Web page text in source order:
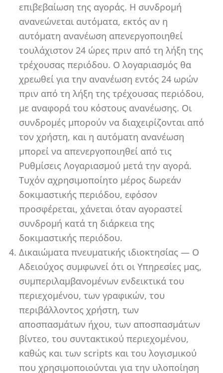
επιβεβαίωση της αγοράς. Η συνδρομή
ανανεώνεται αυτόματα, εκτός αν η
αυτόματη ανανέωση απενεργοποιηθεί
τουλάχιστον 24 ώρες πριν από τη λήξη της
τρέχουσας περιόδου. Ο λογαριασμός θα
χρεωθεί για την ανανέωση εντός 24 ωρών
πριν από τη λήξη της τρέχουσας περιόδου,
με αναφορά του κόστους ανανέωσης. Οι
συνδρομές μπορούν να διαχειρίζονται από
τον χρήστη, και η αυτόματη ανανέωση
μπορεί να απενεργοποιηθεί από τις
Ρυθμίσεις Λογαριασμού μετά την αγορά.
Τυχόν αχρησιμοποίητο μέρος δωρεάν
δοκιμαστικής περιόδου, εφόσον
προσφέρεται, χάνεται όταν αγοραστεί
συνδρομή κατά τη διάρκεια της
δοκιμαστικής περιόδου.
Δικαιώματα πνευματικής ιδιοκτησίας — Ο
Αδειούχος συμφωνεί ότι οι Υπηρεσίες μας,
συμπεριλαμβανομένων ενδεικτικά του
περιεχομένου, των γραφικών, του
περιβάλλοντος χρήστη, των
αποσπασμάτων ήχου, των αποσπασμάτων
βίντεο, του συντακτικού περιεχομένου,
καθώς και των scripts και του λογισμικού
που χρησιμοποιούνται για την υλοποίηση